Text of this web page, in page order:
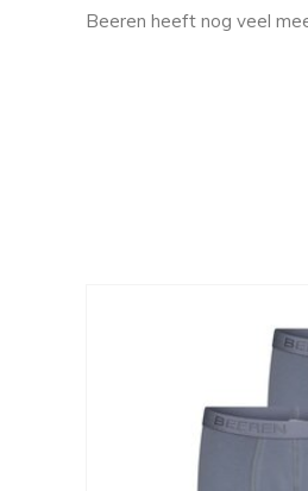
Beeren heeft nog veel